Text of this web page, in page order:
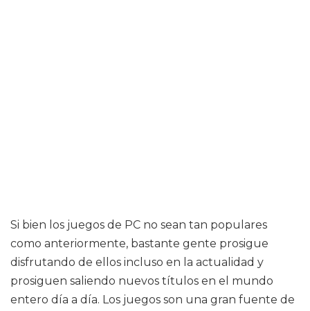
Si bien los juegos de PC no sean tan populares
como anteriormente, bastante gente prosigue
disfrutando de ellos incluso en la actualidad y
prosiguen saliendo nuevos títulos en el mundo
entero día a día. Los juegos son una gran fuente de